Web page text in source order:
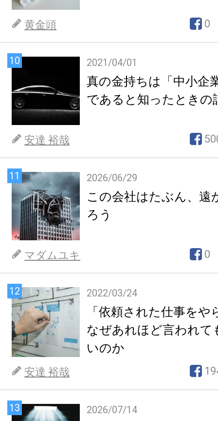
黄金頭 0
10 2021/04/01
真の金持ちは「中小企
であると知ったときの
安達 裕哉
11 2026/06/29
この会社はたぶん、遠
ろう
マダムユキ 0
12 2022/03/24
「依頼された仕事を
なぜあれほど言われて
いのか
安達 裕哉
13 2026/07/14